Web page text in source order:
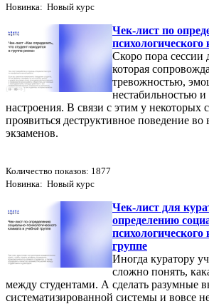
Новинка: Новый курс
Чек-лист по
Скоро пора сессии
которая
тревожностью,
нестабильностью
настроения. В связи с этим у некоторых
проявиться деструктивное поведение во
экзаменов.
Количество показов: 1877
Новинка: Новый курс
Чек-лист для
определению
группе
Иногда куратору
сложно понять,
между студентами. А сделать разумные
систематизированной системы и вовсе